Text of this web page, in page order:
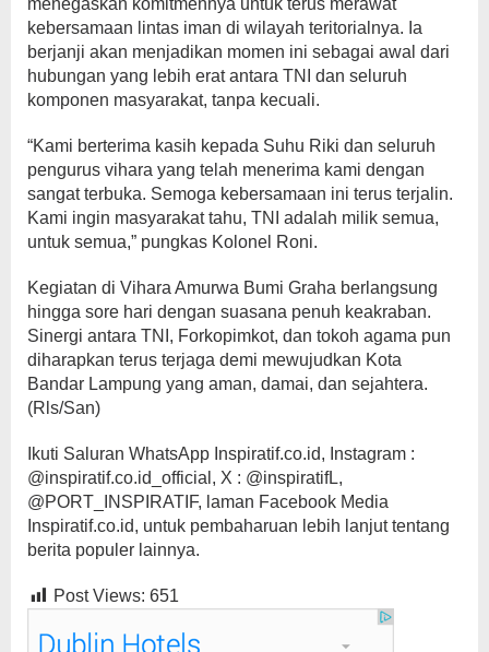
kebersamaan lintas iman di wilayah teritorialnya. Ia
berjanji akan menjadikan momen ini sebagai awal dari
hubungan yang lebih erat antara TNI dan seluruh
komponen masyarakat, tanpa kecuali.
“Kami berterima kasih kepada Suhu Riki dan seluruh
pengurus vihara yang telah menerima kami dengan
sangat terbuka. Semoga kebersamaan ini terus terjalin.
Kami ingin masyarakat tahu, TNI adalah milik semua,
untuk semua,” pungkas Kolonel Roni.
Kegiatan di Vihara Amurwa Bumi Graha berlangsung
hingga sore hari dengan suasana penuh keakraban.
Sinergi antara TNI, Forkopimkot, dan tokoh agama pun
diharapkan terus terjaga demi mewujudkan Kota
Bandar Lampung yang aman, damai, dan sejahtera.
(Rls/San)
Ikuti Saluran WhatsApp Inspiratif.co.id, Instagram :
@inspiratif.co.id_official, X : @inspiratifL,
@PORT_INSPIRATIF, laman Facebook Media
Inspiratif.co.id, untuk pembaharuan lebih lanjut tentang
berita populer lainnya.
Post Views: 651